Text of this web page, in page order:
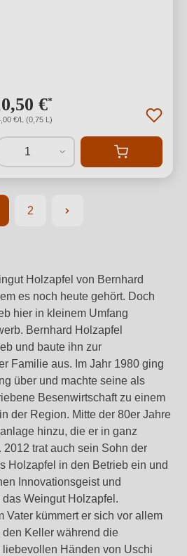
€*
€/L (0,75 L)
1
Seite
2
Holzapfel von Bernhard
es noch heute gehört. Doch
hier in kleinem Umfang
Bernhard Holzapfel
und baute ihn zur
Familie aus. Im Jahr 1980 ging
über und machte seine als
Besenwirtschaft zu einem
der Region. Mitte der 80er Jahre
hinzu, die er in ganz
2012 trat auch sein Sohn der
Holzapfel in den Betrieb ein und
Innovationsgeist und
Weingut Holzapfel.
Vater kümmert er sich vor allem
Keller während die
Händen von Uschi